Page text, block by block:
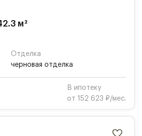
м²
Отделка
черновая отделка
В ипотеку
от 152 623 ₽/мес.